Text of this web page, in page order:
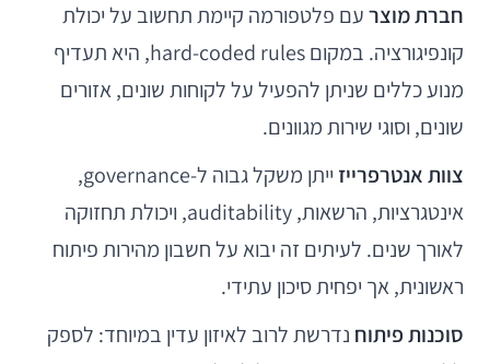
חברת מוצרעם פלטפורמה קיימת תחשוב על יכולת
קונפיגורציה. במקום hard-coded rules, היא תעדיף
מנוע כללים שניתן להפעיל על לקוחות שונים, אזורים
שונים, וסוגי שירות מגוונים.
צוות אנטרפרייז
ייתן משקל גבוה ל-governance,
אינטגרציות, הרשאות, auditability, ויכולת תחזוקה
לאורך שנים. לעיתים זה יבוא על חשבון מהירות פיתוח
ראשונית, אך יפחית סיכון עתידי.
סוכנות פיתוח נדרשת לרוב לאיזון עדין במיוחד: לספק